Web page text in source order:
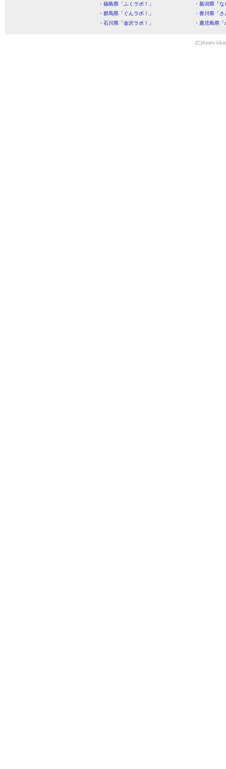
・福島県「ふくラボ！」
・新潟県「
・群馬県「ぐんラボ！」
・香川県「
・石川県「金沢ラボ！」
・鹿児島県
(C)Asahi